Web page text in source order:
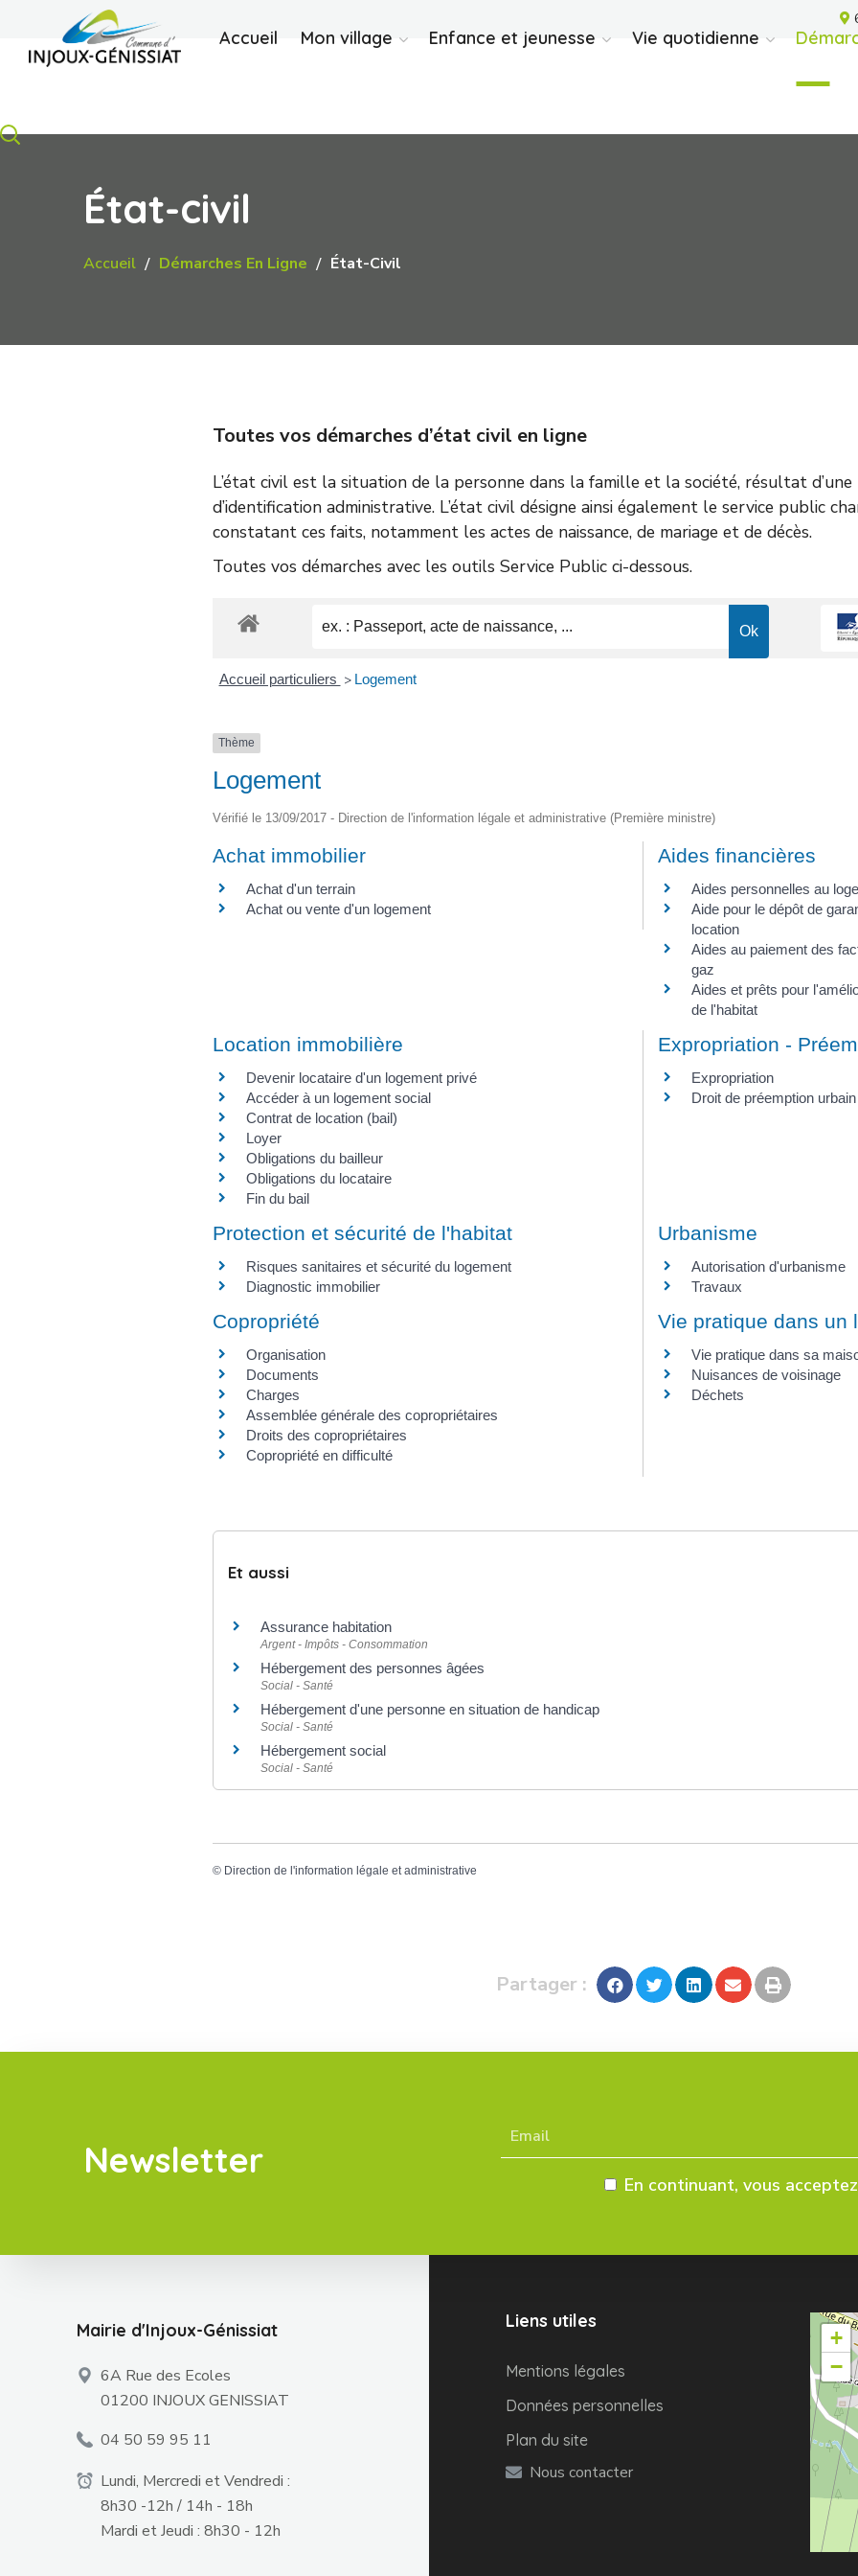
Accueil Mon village Enfance et jeunesse Vie quotidienne
État-civil
Accueil Démarches En Ligne État-Civil
Toutes vos démarches d’état civil en ligne
L’état civil est la situation de la personne dans la famille et la société, résultat
d’identification administrative. L’état civil désigne ainsi également le service public
constatant ces faits, notamment les actes de naissance, de mariage et de décès.
Toutes vos démarches avec les outils Service Public ci-dessous.
Accueil particuliers > Logement
Thème
Logement
Vérifié le 13/09/2017 - Direction de l'information légale et administrative (Première ministre)
Achat immobilier
Achat d'un terrain
Achat ou vente d'un logement
Aides financières
Aides personnelles au
Aide pour le dépôt de
location
Aides au paiement des
gaz
Aides et prêts pour
de l'habitat
Location immobilière
Devenir locataire d'un logement privé
Accéder à un logement social
Contrat de location (bail)
Loyer
Obligations du bailleur
Obligations du locataire
Fin du bail
Expropriation -
Expropriation
Droit de préemption
Protection et sécurité de l'habitat
Risques sanitaires et sécurité du logement
Diagnostic immobilier
Urbanisme
Autorisation d'urbanisme
Travaux
Copropriété
Organisation
Documents
Charges
Assemblée générale des copropriétaires
Droits des copropriétaires
Copropriété en difficulté
Vie pratique dans un
Vie pratique dans sa
Nuisances de voisinage
Déchets
Et aussi
Assurance habitation
Argent - Impôts - Consommation
Hébergement des personnes âgées
Social - Santé
Hébergement d'une personne en situation de handicap
Social - Santé
Hébergement social
Social - Santé
© Direction de l'information légale et administrative
Partager :
Newsletter
En continuant, vous
Mairie d'Injoux-Génissiat
6A Rue des Ecoles
01200 INJOUX GENISSIAT
04 50 59 95 11
Lundi, Mercredi et Vendredi :
8h30 -12h / 14h - 18h
Mardi et Jeudi : 8h30 - 12h
Liens utiles
Mentions légales
Données personnelles
Plan du site
Nous contacter
+
−